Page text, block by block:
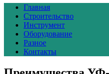
Главная
Строительство
Инструмент
Оборудование
Разное
Контакты